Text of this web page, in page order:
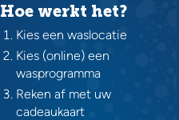
Hoe werkt het?
Kies een waslocatie
Kies (online) een
wasprogramma
Reken af met uw
cadeaukaart